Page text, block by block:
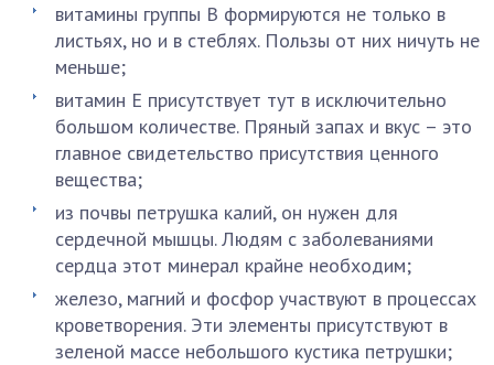
витамины группы В формируются не только в
листьях, но и в стеблях. Пользы от них ничуть не
меньше;
витамин Е присутствует тут в исключительно
большом количестве. Пряный запах и вкус – это
главное свидетельство присутствия ценного
вещества;
из почвы петрушка калий, он нужен для
сердечной мышцы. Людям с заболеваниями
сердца этот минерал крайне необходим;
железо, магний и фосфор участвуют в процессах
кроветворения. Эти элементы присутствуют в
зеленой массе небольшого кустика петрушки;